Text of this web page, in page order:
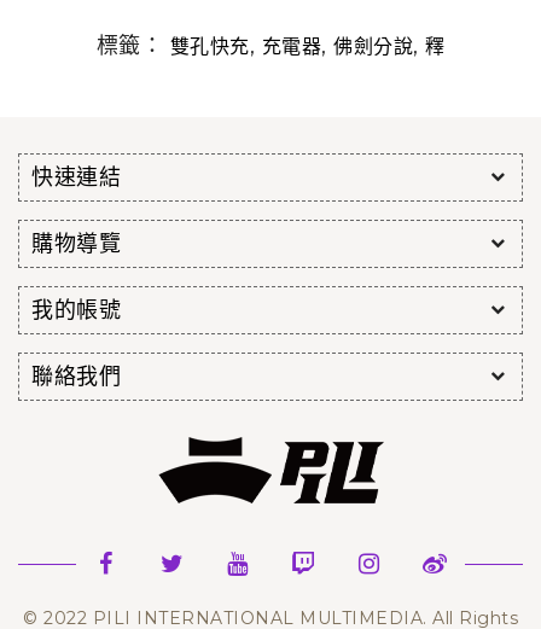
標籤： 雙孔快充, 充電器, 佛劍分說, 釋
快速連結
購物導覽
我的帳號
聯絡我們
© 2022 PILI INTERNATIONAL MULTIMEDIA. All Rights